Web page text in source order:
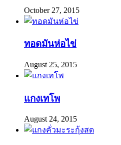
October 27, 2015
ทอดมันห่อไข่
August 25, 2015
แกงเทโพ
August 24, 2015